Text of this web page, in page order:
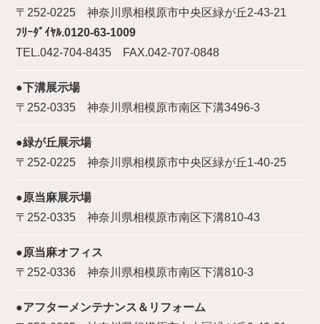
〒252-0225 神奈川県相模原市中央区緑が丘2-43-21
ﾌﾘｰﾀﾞｲﾔﾙ.0120-63-1009
TEL.042-704-8435 FAX.042-707-0848
●下溝展示場
〒252-0335 神奈川県相模原市南区下溝3496-3
●緑が丘展示場
〒252-0225 神奈川県相模原市中央区緑が丘1-40-25
●原当麻展示場
〒252-0335 神奈川県相模原市南区下溝810-43
●原当麻オフィス
〒252-0336 神奈川県相模原市南区下溝810-3
●アフターメンテナンス＆リフォーム